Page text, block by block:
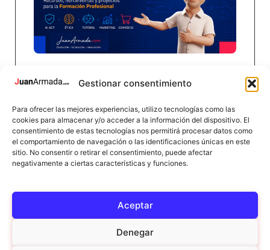
Gestionar consentimiento
Para ofrecer las mejores experiencias, utilizo tecnologías como las
cookies para almacenar y/o acceder a la información del dispositivo. El
consentimiento de estas tecnologías nos permitirá procesar datos como
el comportamiento de navegación o las identificaciones únicas en este
sitio. No consentir o retirar el consentimiento, puede afectar
negativamente a ciertas características y funciones.
Aceptar
Denegar
qué cambia desde agosto de
2026
Europa concreta cómo deberán identificarse
las interacciones y los contenidos generados
mediante inteligencia artificial. El cambio
plantea un nuevo reto...
Leer más →